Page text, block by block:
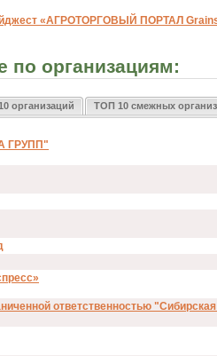
«АГРОТОРГОВЫЙ ПОРТАЛ
организациям:
организаций ТОП 10 смежных
ГРУПП"
ответственностью